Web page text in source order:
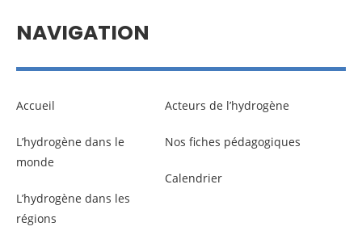
NAVIGATION
Accueil
L’hydrogène dans le
monde
L’hydrogène dans les
régions
Acteurs de l’hydrogène
Nos fiches pédagogiques
Calendrier